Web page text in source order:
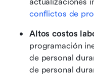
conflictos de
Altos costos
programación
de personal
de personal